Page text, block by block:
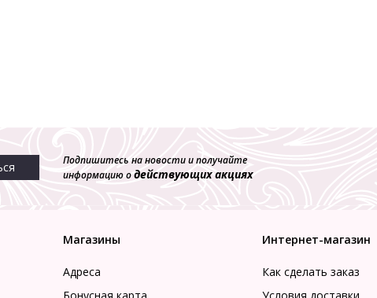
Подпишитесь на новости и получайте
информацию одействующих акциях
Магазины
Адреса
Интернет-магазин
Как сделать заказ